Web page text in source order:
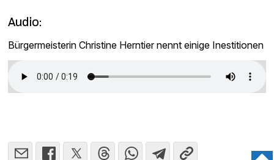
Audio:
Bürgermeisterin Christine Herntier nennt einige Inestitionen